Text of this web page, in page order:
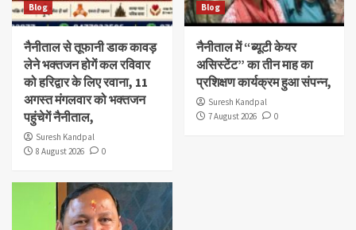
Blog
नैनीताल से तूफानी डाक कावड़
लेने भक्तजन होगें कल रविवार
को हरिद्वार के लिए रवाना, 11
अगस्त मंगलवार को भक्तजन
पहुंचेगें नैनीताल,
Suresh Kandpal
8 August 2026
0
Blog
नैनीताल में “ब्यूटी केयर
असिस्टेंट” का तीन माह का
प्रशिक्षण कार्यक्रम हुआ संपन्न,
Suresh Kandpal
7 August 2026
0